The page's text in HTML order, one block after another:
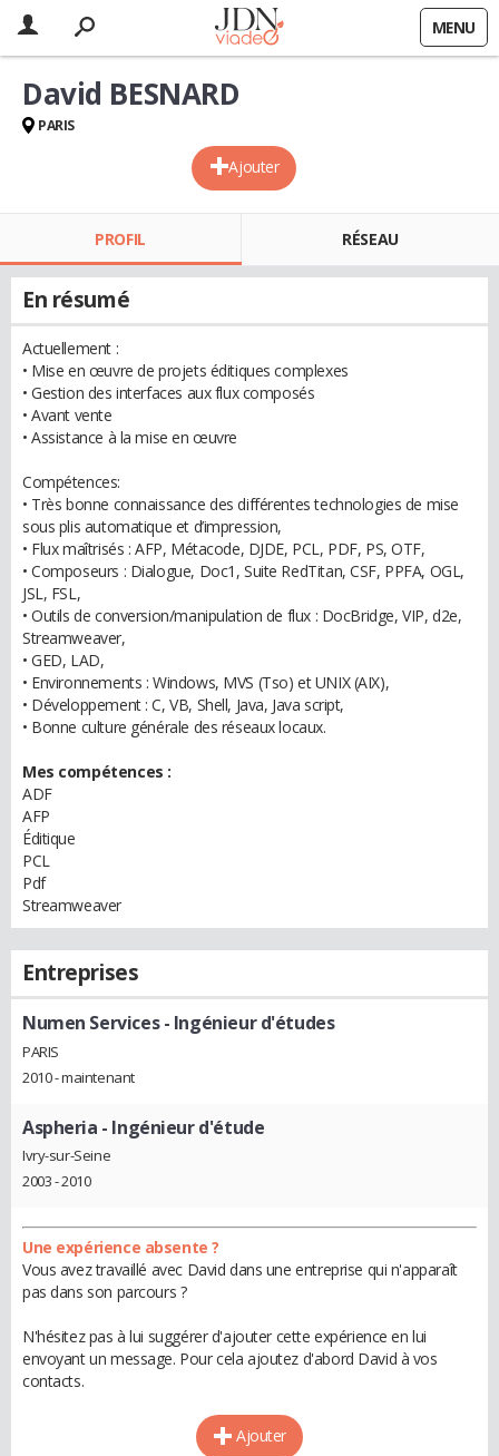
MENU
Ajouter
David BESNARD
PARIS
PROFIL RÉSEAU
En résumé
Actuellement :
• Mise en œuvre de projets éditiques complexes
• Gestion des interfaces aux flux composés
• Avant vente
• Assistance à la mise en œuvre
Compétences:
• Très bonne connaissance des différentes technologies de mise
sous plis automatique et d’impression,
• Flux maîtrisés : AFP, Métacode, DJDE, PCL, PDF, PS, OTF,
• Composeurs : Dialogue, Doc1, Suite RedTitan, CSF, PPFA, OGL,
JSL, FSL,
• Outils de conversion/manipulation de flux : DocBridge, VIP, d2e,
Streamweaver,
• GED, LAD,
• Environnements : Windows, MVS (Tso) et UNIX (AIX),
• Développement : C, VB, Shell, Java, Java script,
• Bonne culture générale des réseaux locaux.
Mes compétences :
ADF
AFP
Éditique
PCL
Pdf
Streamweaver
Entreprises
Numen Services- Ingénieur d'études
PARIS
2010 - maintenant
Aspheria - Ingénieur d'étude
Ivry-sur-Seine
2003 - 2010
Une expérience absente ?
Vous avez travaillé avec David dans une entreprise qui n'apparaît
pas dans son parcours ?
N'hésitez pas à lui suggérer d'ajouter cette expérience en lui
envoyant un message. Pour cela ajoutez d'abord David à vos
contacts.
Ajouter